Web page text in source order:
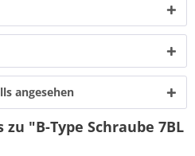
angesehen
"B-Type Schraube 7BL